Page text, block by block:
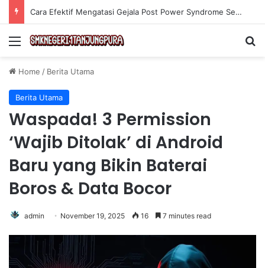
Olahraga Tanpa Alat untuk Menjaga Kebugaran Tubuh secara Efektif di Rumah
Menu
Home / Berita Utama
Berita Utama
Waspada! 3 Permission
‘Wajib Ditolak’ di Android
Baru yang Bikin Baterai
Boros & Data Bocor
admin November 19, 2025 16 7 minutes read